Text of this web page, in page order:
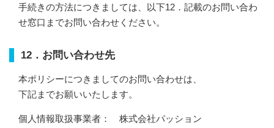
手続きの方法につきましては、以下12．記載のお問い合わ
せ窓口までお問い合わせください。
12．お問い合わせ先
本ポリシーにつきましてのお問い合わせは、
下記までお願いいたします。
個人情報取扱事業者：
株式会社パッション